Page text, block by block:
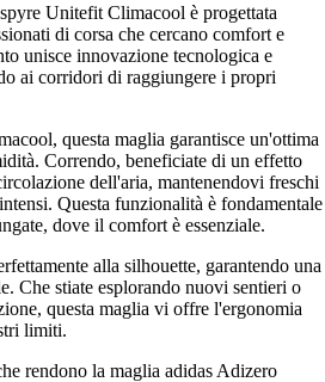
Unitefit Climacool è progettata
di corsa che cercano comfort e
unisce innovazione tecnologica e
ai corridori di raggiungere i propri
questa maglia garantisce un'ottima
Correndo, beneficiate di un effetto
dell'aria, mantenendovi freschi
Questa funzionalità è fondamentale
dove il comfort è essenziale.
alla silhouette, garantendo una
Che stiate esplorando nuovi sentieri o
questa maglia vi offre l'ergonomia
limiti.
rendono la maglia adidas Adizero